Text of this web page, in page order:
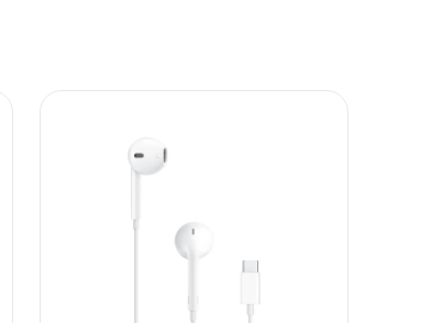
tačnije i detaljnije ali ne može da